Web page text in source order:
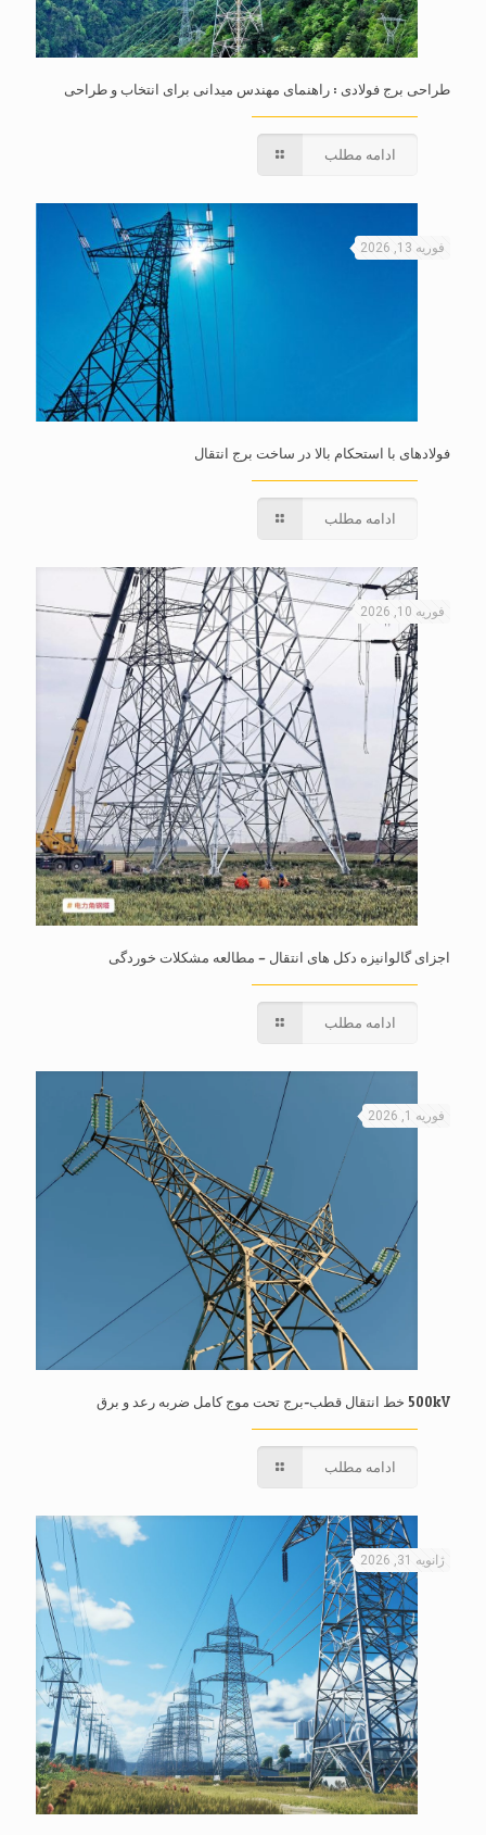
طراحی برج فولادی : راهنمای مهندس میدانی برای انتخاب و طراحی
ادامه مطلب
فوریه 13, 2026
فولادهای با استحکام بالا در ساخت برج انتقال
ادامه مطلب
فوریه 10, 2026
اجزای گالوانیزه دکل های انتقال – مطالعه مشکلات خوردگی
ادامه مطلب
فوریه 1, 2026
500kV خط انتقال قطب-برج تحت موج کامل ضربه رعد و برق
ادامه مطلب
ژانویه 31, 2026